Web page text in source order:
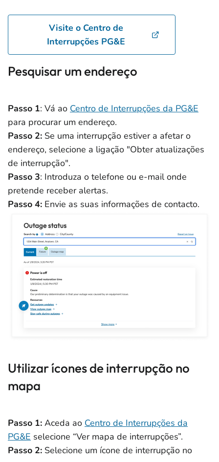
Visite o Centro de
Interrupções PG&E
Pesquisar um endereço
Passo 1: Vá ao Centro de Interrupções da PG&E
para procurar um endereço.
Passo 2: Se uma interrupção estiver a afetar o
endereço, selecione a ligação "Obter atualizações
de interrupção".
Passo 3: Introduza o telefone ou e-mail onde
pretende receber alertas.
Passo 4: Envie as suas informações de contacto.
Utilizar ícones de interrupção no
mapa
Passo 1: Aceda ao Centro de Interrupções da
PG&E selecione “Ver mapa de interrupções”.
Passo 2: Selecione um ícone de interrupção no